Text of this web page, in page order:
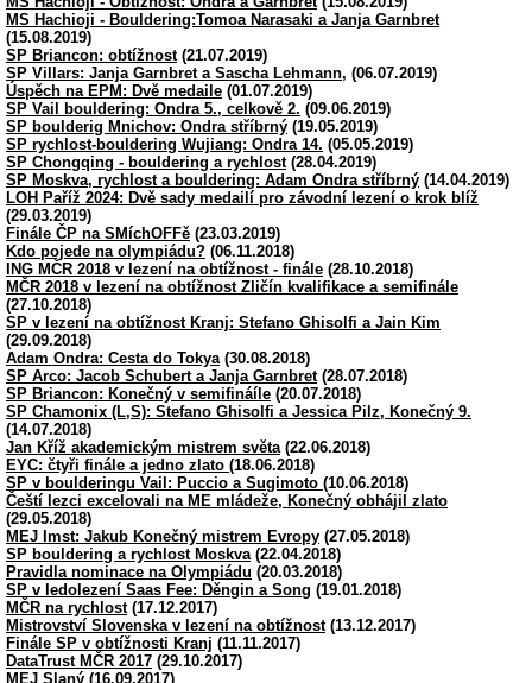
MS Hachioji - Bouldering:Tomoa Narasaki a Janja Garnbret
(15.08.2019)
SP Briancon: obtížnost(21.07.2019)
SP Villars: Janja Garnbret a Sascha Lehmann, (06.07.2019)
Úspěch na EPM: Dvě medaile (01.07.2019)
SP Vail bouldering: Ondra 5., celkově 2. (09.06.2019)
SP boulderig Mnichov: Ondra stříbrný (19.05.2019)
SP rychlost-bouldering Wujiang: Ondra 14. (05.05.2019)
SP Chongqing - bouldering a rychlost(28.04.2019)
SP Moskva, rychlost a bouldering: Adam Ondra stříbrný (14.04.2019)
LOH Paříž 2024: Dvě sady medailí pro závodní lezení o krok blíž
(29.03.2019)
Finále ČP na SMíchOFFě (23.03.2019)
Kdo pojede na olympiádu? (06.11.2018)
ING MČR 2018 v lezení na obtížnost - finále (28.10.2018)
MČR 2018 v lezení na obtížnost Zličín kvalifikace a semifinále
(27.10.2018)
SP v lezení na obtížnost Kranj: Stefano Ghisolfi a Jain Kim
(29.09.2018)
Adam Ondra: Cesta do Tokya (30.08.2018)
SP Arco: Jacob Schubert a Janja Garnbret(28.07.2018)
SP Briancon: Konečný v semifináíle (20.07.2018)
SP Chamonix (L,S): Stefano Ghisolfi a Jessica Pilz, Konečný 9.
(14.07.2018)
Jan Kříž akademickým mistrem světa (22.06.2018)
EYC: čtyři finále a jedno zlato (18.06.2018)
SP v boulderingu Vail: Puccio a Sugimoto (10.06.2018)
Čeští lezci excelovali na ME mládeže, Konečný obhájil zlato
(29.05.2018)
MEJ Imst: Jakub Konečný mistrem Evropy (27.05.2018)
SP bouldering a rychlost Moskva (22.04.2018)
Pravidla nominace na Olympiádu (20.03.2018)
SP v ledolezení Saas Fee: Děngin a Song (19.01.2018)
MČR na rychlost(17.12.2017)
Mistrovství Slovenska v lezení na obtížnost(13.12.2017)
Finále SP v obtížnosti Kranj (11.11.2017)
DataTrust MČR 2017 (29.10.2017)
MEJ Slaný (16.09.2017)